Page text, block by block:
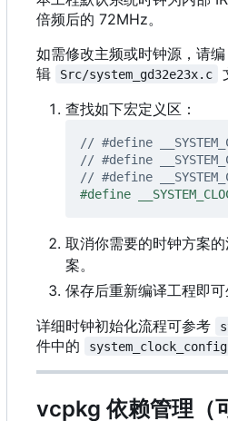
倍频后的 72MHz。
如需修改主频或时钟源，请编
辑
Src/system_gd32e23x.c
查找如下宏定义区：
取消你需要的时钟方案
案。
保存后重新编译工程即可
详细时钟初始化流程可参考
件中的
system_clock_config
vcpkg 依赖管理（